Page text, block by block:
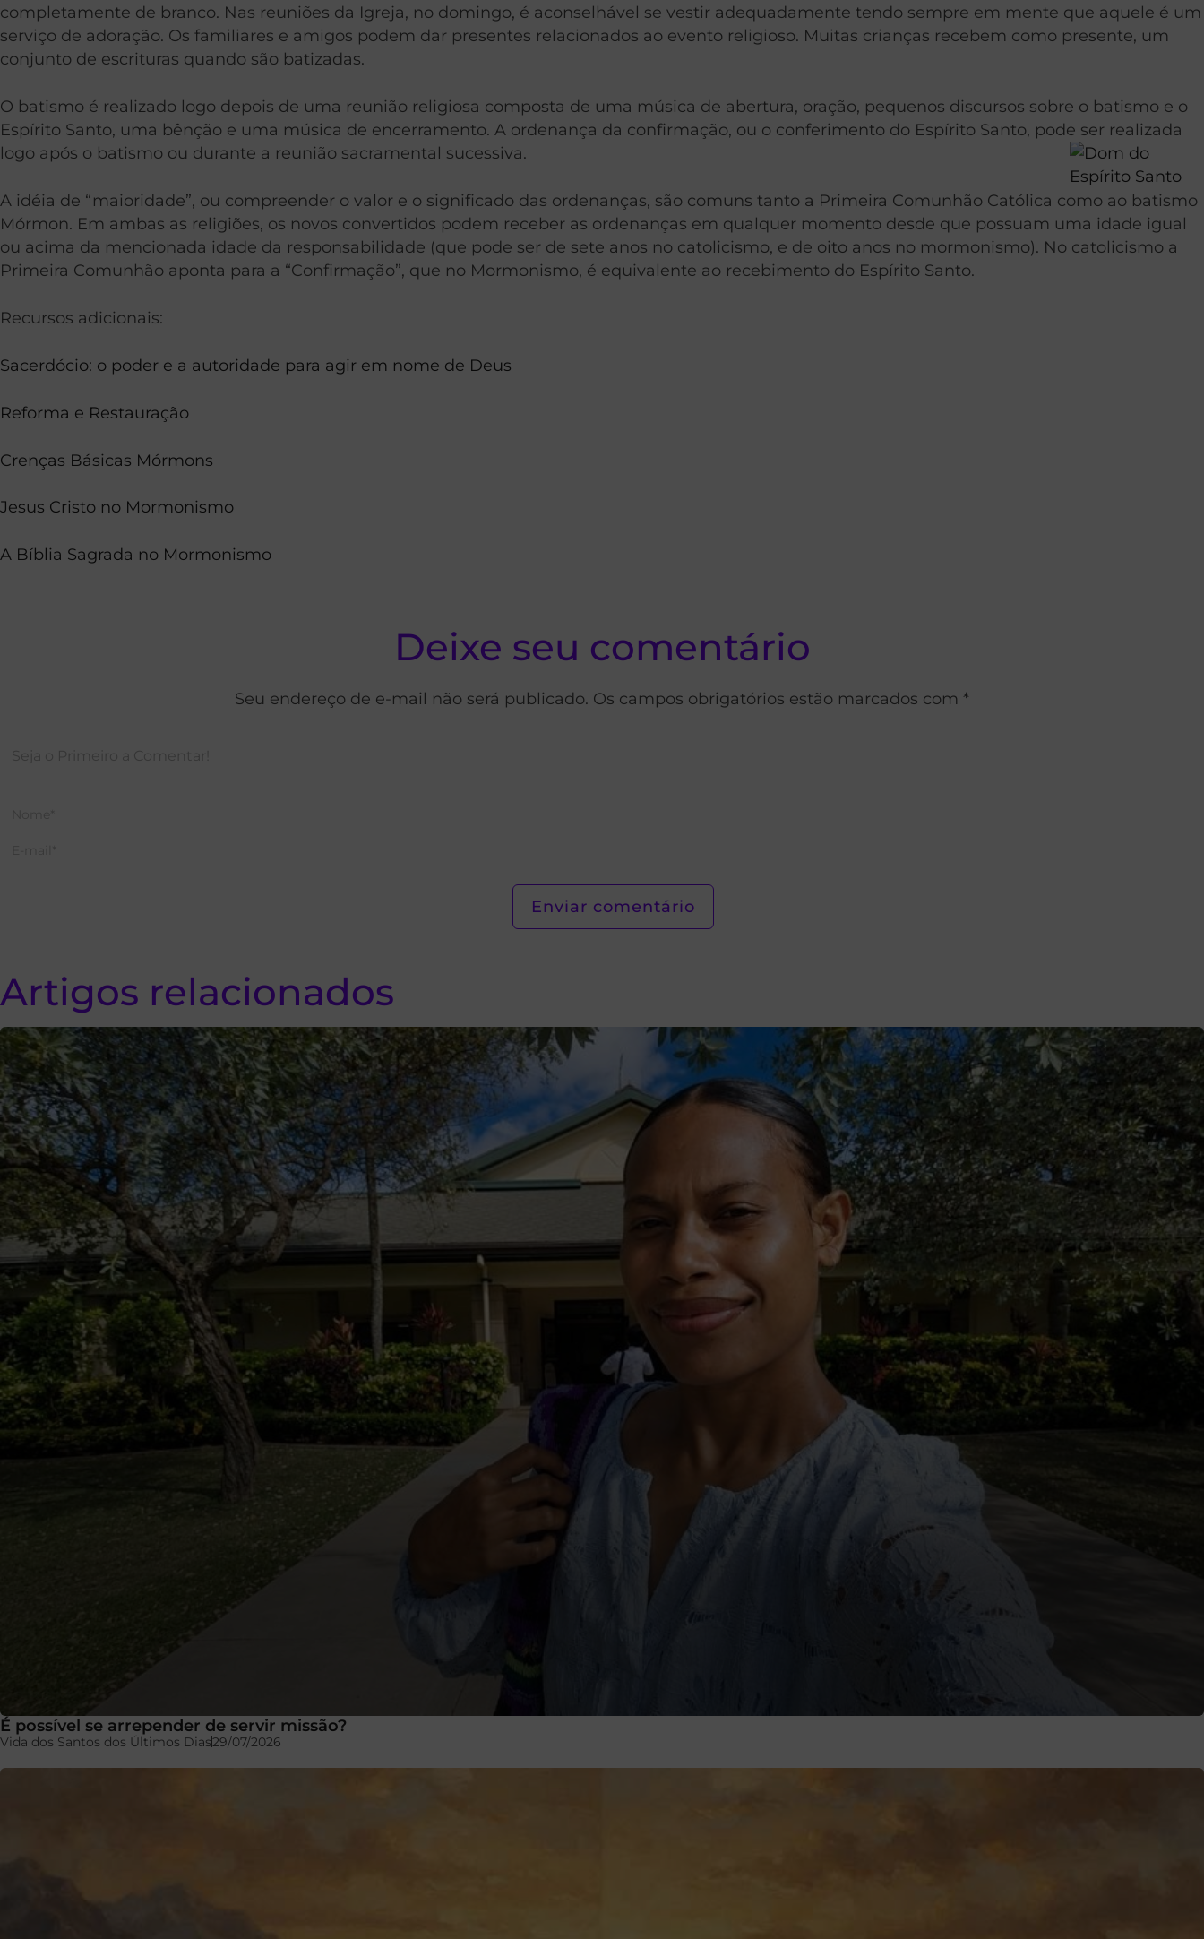
completamente de branco. Nas reuniões da Igreja, no domingo, é aconselhável se vestir adequadamente tendo sempre em mente que aquele é um
serviço de adoração. Os familiares e amigos podem dar presentes relacionados ao evento religioso. Muitas crianças recebem como presente, um
conjunto de escrituras quando são batizadas.
O batismo é realizado logo depois de uma reunião religiosa composta de uma música de abertura, oração, pequenos discursos sobre o batismo e o
Espírito Santo, uma bênção e uma música de encerramento. A ordenança da confirmação, ou o conferimento do Espírito Santo, pode ser realizada
logo após o batismo ou durante a reunião sacramental sucessiva.
A idéia de “maioridade”, ou compreender o valor e o significado das ordenanças, são comuns tanto a Primeira Comunhão Católica como ao batismo
Mórmon. Em ambas as religiões, os novos convertidos podem receber as ordenanças em qualquer momento desde que possuam uma idade igual
ou acima da mencionada idade da responsabilidade (que pode ser de sete anos no catolicismo, e de oito anos no mormonismo). No catolicismo a
Primeira Comunhão aponta para a “Confirmação”, que no Mormonismo, é equivalente ao recebimento do Espírito Santo.
Recursos adicionais:
Sacerdócio: o poder e a autoridade para agir em nome de Deus
Reforma e Restauração
Crenças Básicas Mórmons
Jesus Cristo no Mormonismo
A Bíblia Sagrada no Mormonismo
Deixe seu comentário
Seu endereço de e-mail não será publicado. Os campos obrigatórios estão marcados com *
Artigos relacionados
É possível se arrepender de servir missão?
Vida dos Santos dos Últimos Dias29/07/2026